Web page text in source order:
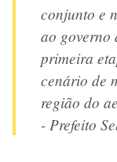
conjunto e
ao governo
primeira
cenário de
região do
- Prefeito